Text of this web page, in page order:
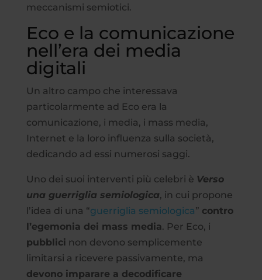
meccanismi semiotici.
Eco e la comunicazione
nell’era dei media
digitali
Un altro campo che interessava
particolarmente ad Eco era la
comunicazione, i media, i mass media,
Internet e la loro influenza sulla società,
dedicando ad essi numerosi saggi.
Uno dei suoi interventi più celebri è Verso
una guerriglia semiologica, in cui propone
l’idea di una “guerriglia semiologica” contro
l’egemonia dei mass media. Per Eco, i
pubblici non devono semplicemente
limitarsi a ricevere passivamente, ma
devono imparare a decodificare